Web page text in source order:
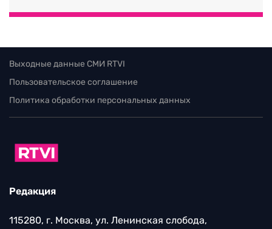
Выходные данные СМИ RTVI
Пользовательское соглашение
Политика обработки персональных данных
Редакция
115280, г. Москва, ул. Ленинская слобода,